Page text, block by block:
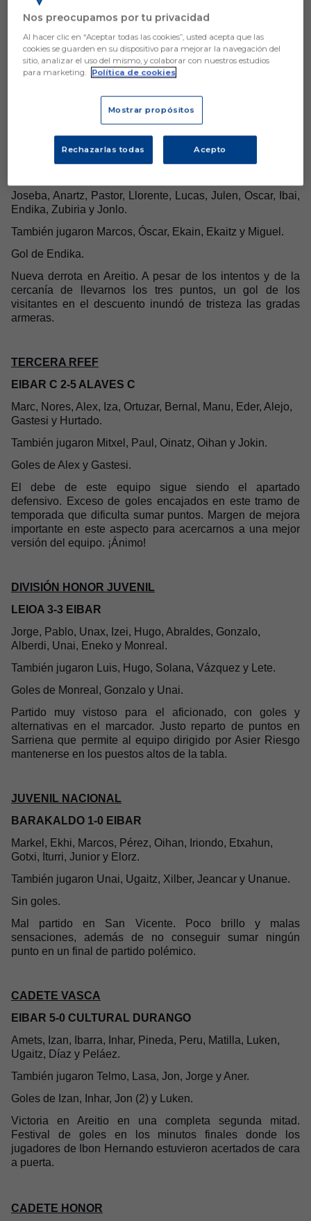
CRÓNICAS SEMANALES EQUIPOS FÚTBOL BASE
MASCULINO
08.09-NOVIEMBRE
SEGUNDA RFEF
Joseba, Anartz, Pastor, Llorente, Lucas, Julen, Oscar, Ibai,
Endika, Zubiria y Jonlo.
También jugaron Marcos, Óscar, Ekain, Ekaitz y Miguel.
Gol de Endika.
Nueva derrota en Areitio. A pesar de los intentos y de la
cercanía de llevarnos los tres puntos, un gol de los
visitantes en el descuento inundó de tristeza las gradas
armeras.
TERCERA RFEF
EIBAR C 2-5 ALAVES C
Marc, Nores, Alex, Iza, Ortuzar, Bernal, Manu, Eder, Alejo,
Gastesi y Hurtado.
También jugaron Mitxel, Paul, Oinatz, Oihan y Jokin.
Goles de Alex y Gastesi.
El debe de este equipo sigue siendo el apartado
defensivo. Exceso de goles encajados en este tramo de
temporada que dificulta sumar puntos. Margen de mejora
importante en este aspecto para acercarnos a una mejor
versión del equipo. ¡Ánimo!
DIVISIÓN HONOR JUVENIL
LEIOA 3-3 EIBAR
Jorge, Pablo, Unax, Izei, Hugo, Abraldes, Gonzalo,
Alberdi, Unai, Eneko y Monreal.
También jugaron Luis, Hugo, Solana, Vázquez y Lete.
Goles de Monreal, Gonzalo y Unai.
Partido muy vistoso para el aficionado, con goles y
alternativas en el marcador. Justo reparto de puntos en
Sarriena que permite al equipo dirigido por Asier Riesgo
mantenerse en los puestos altos de la tabla.
JUVENIL NACIONAL
BARAKALDO 1-0 EIBAR
Markel, Ekhi, Marcos, Pérez, Oihan, Iriondo, Etxahun,
Gotxi, Iturri, Junior y Elorz.
También jugaron Unai, Ugaitz, Xilber, Jeancar y Unanue.
Sin goles.
Mal partido en San Vicente. Poco brillo y malas
sensaciones, además de no conseguir sumar ningún
punto en un final de partido polémico.
CADETE VASCA
EIBAR 5-0 CULTURAL DURANGO
Amets, Izan, Ibarra, Inhar, Pineda, Peru, Matilla, Luken,
Ugaitz, Díaz y Peláez.
También jugaron Telmo, Lasa, Jon, Jorge y Aner.
Goles de Izan, Inhar, Jon (2) y Luken.
Victoria en Areitio en una completa segunda mitad.
Festival de goles en los minutos finales donde los
jugadores de Ibon Hernando estuvieron acertados de cara
a puerta.
CADETE HONOR
Nos preocupamos por tu privacidad
Al hacer clic en “Aceptar todas las cookies”, usted acepta que las
cookies se guarden en su dispositivo para mejorar la navegación del
sitio, analizar el uso del mismo, y colaborar con nuestros estudios
para marketing. Política de cookies
Mostrar propósitos
Rechazarlas todas Acepto